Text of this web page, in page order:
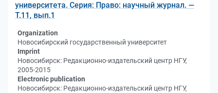
университета. Серия: Право: научный журнал. —
Т.11, вып.1
Organization
Новосибирский государственный университет
Imprint
Новосибирск: Редакционно-издательский центр НГУ,
2005-2015
Electronic publication
Новосибирск: Редакционно-издательский центр НГУ,